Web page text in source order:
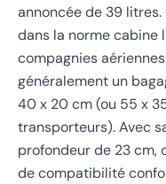
annoncée de 39 litres.
dans la norme cabine
compagnies
généralement un
40 x 20 cm (ou 55 x
transporteurs). Avec
profondeur de 23 cm,
de compatibilité